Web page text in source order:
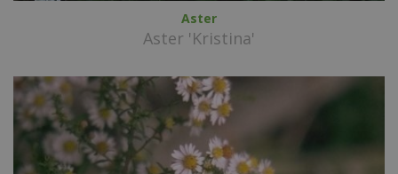
Aster
Aster 'Kristina'